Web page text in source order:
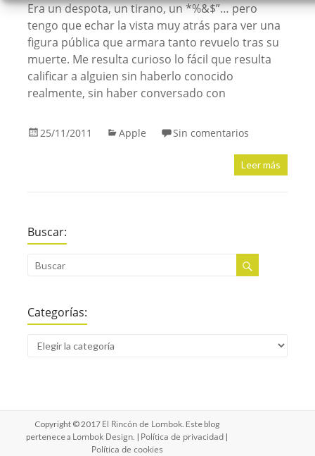
Era un despota, un tirano, un *%&$”… pero
tengo que echar la vista muy atrás para ver una
figura pública que armara tanto revuelo tras su
muerte. Me resulta curioso lo fácil que resulta
calificar a alguien sin haberlo conocido
realmente, sin haber conversado con
25/11/2011 Apple Sin comentarios
Leer más
Buscar:
Categorías:
Copyright © 2017 El Rincón de Lombok. Este blog
pertenece a Lombok Design. | Política de privacidad |
Política de cookies